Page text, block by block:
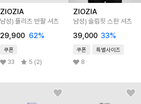
ZIOZIA
남성) 플리츠 반팔 셔츠
29,900 62%
쿠폰
33 5 (2)
ZIOZIA
남성) 슬림핏 스판 셔츠
39,000 33%
쿠폰 특별사이즈
8